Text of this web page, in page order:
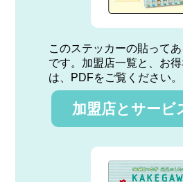
このステッカーの貼って
です。加盟店一覧と、お
は、PDFをご覧ください。
加盟店とサービ